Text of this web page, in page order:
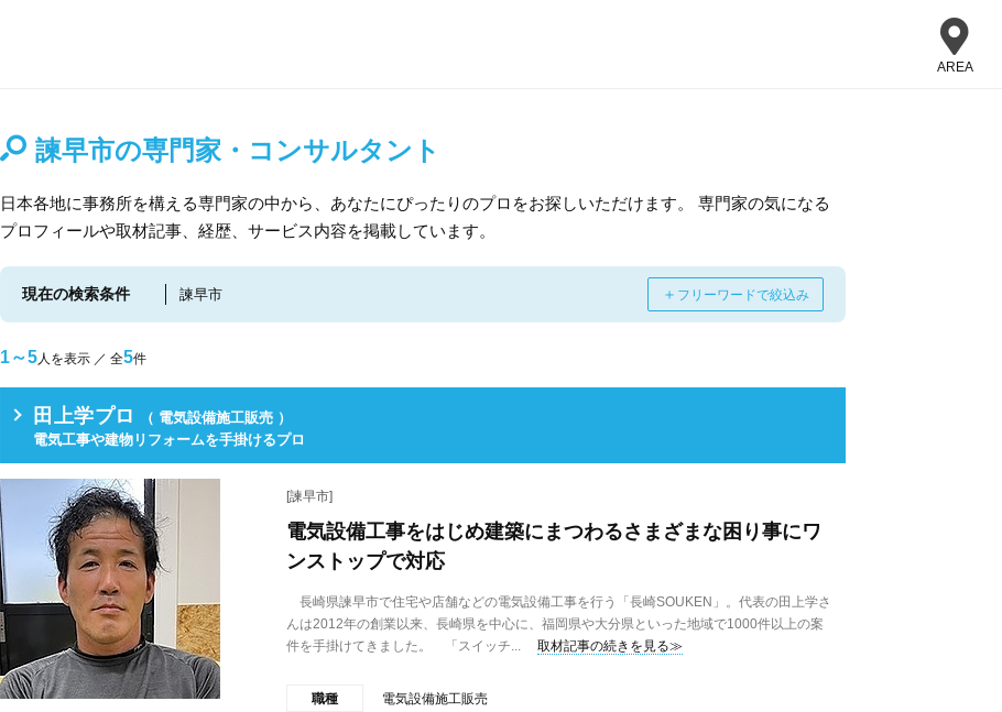
AREA
諫早市の専門家・コンサルタント
日本各地に事務所を構える専門家の中から、あなたにぴったりのプロをお探しいただけます。 専門家の気になる
プロフィールや取材記事、経歴、サービス内容を掲載しています。
現在の検索条件 諫早市 ＋ フリーワードで絞込み
1～5人を表示 ／ 全5件
田上学プロ
（ 電気設備施工販売 ）
電気工事や建物リフォームを手掛けるプロ
[諫早市]
電気設備工事をはじめ建築にまつわるさまざまな困り事にワ
ンストップで対応
長崎県諫早市で住宅や店舗などの電気設備工事を行う「長崎SOUKEN」。代表の田上学さ
んは2012年の創業以来、長崎県を中心に、福岡県や大分県といった地域で1000件以上の案
件を手掛けてきました。 「スイッチ...
取材記事の続きを見る≫
職種 電気設備施工販売